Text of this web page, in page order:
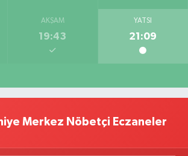
AKŞAM
19:43
YATSI
21:09
Merkez Nöbetçi Eczaneler